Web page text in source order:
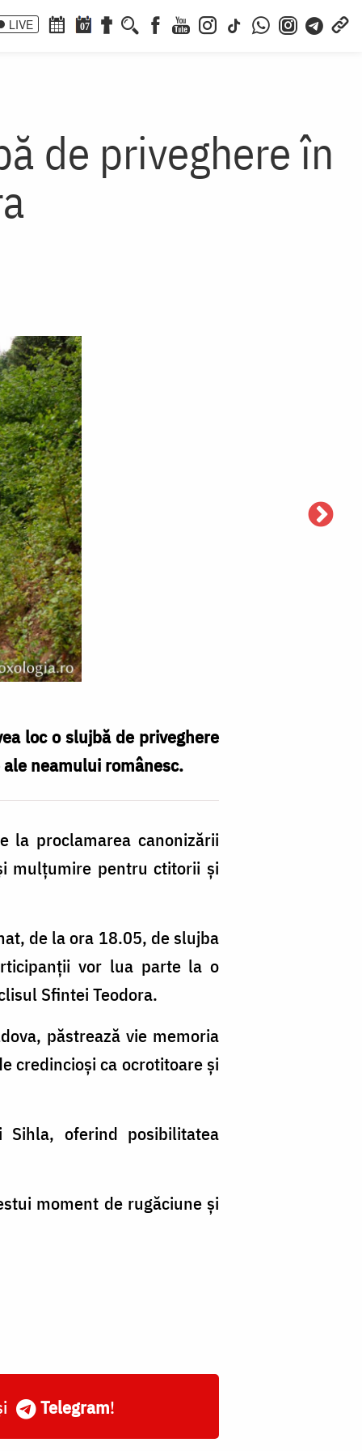
LIVE 07
de priveghere în
loc o slujbă de priveghere
neamului românesc.
la proclamarea canonizării
mulțumire pentru ctitorii și
de la ora 18.05, de slujba
vor lua parte la o
Sfintei Teodora.
păstrează vie memoria
credincioși ca ocrotitoare și
oferind posibilitatea
moment de rugăciune și
Telegram!